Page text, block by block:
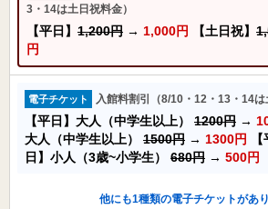
3・14は土日祝料金）
【平日】 1,200円 → 1,000円 【土日祝】
円
電子チケット 入館料割引（8/10・12・13・14は
【平日】大人（中学生以上） 1200円 →
大人（中学生以上） 1500円 → 1300円
日】小人（3歳~小学生） 680円 → 500円
他にも1種類の電子チケットがあ